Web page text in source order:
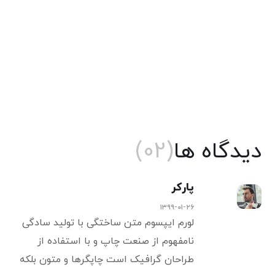
دیدگاه ها(02)
پارکر
۱۳۹۹-۰۱-۲۶
لورم ایپسوم متن ساختگی با تولید سادگی
نامفهوم از صنعت چاپ و با استفاده از
طراحان گرافیک است چاپگرها و متون بلکه